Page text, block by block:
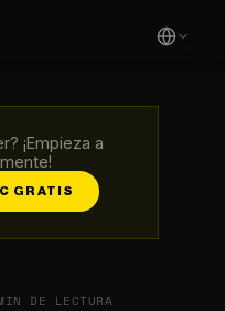
¡Empieza a
GRATIS
DE LECTURA